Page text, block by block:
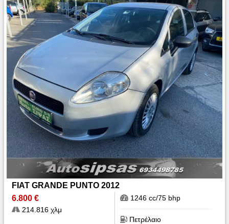
FIAT GRANDE PUNTO 2012
6.800 €
214.816 χλμ
1246 cc/75 bhp
Πετρέλαιο